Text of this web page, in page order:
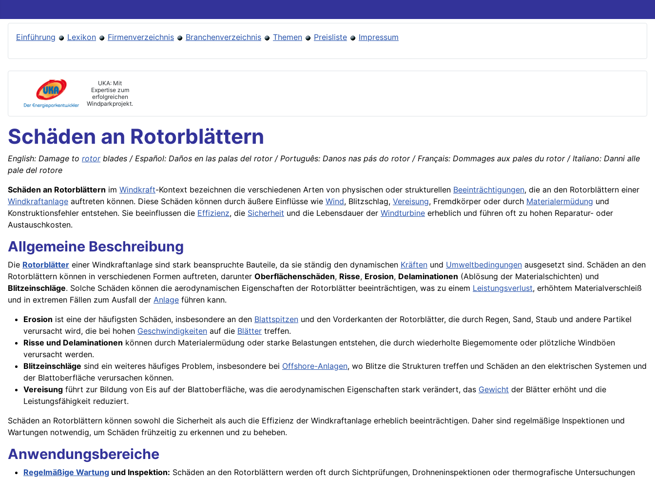
Einführung Lexikon Firmenverzeichnis Branchenverzeichnis Themen Preisliste Impressum
UKA: Mit
Expertise zum
erfolgreichen
Windparkprojekt.
Schäden an Rotorblättern
English: Damage to rotorblades / Español: Daños en las palas del rotor / Português: Danos nas pás do rotor / Français: Dommages aux pales du rotor / Italiano: Danni alle
pale del rotore
Schäden an Rotorblättern im Windkraft-Kontext bezeichnen die verschiedenen Arten von physischen oder strukturellen Beeinträchtigungen, die an den Rotorblättern einer
Windkraftanlage auftreten können. Diese Schäden können durch äußere Einflüsse wie Wind, Blitzschlag, Vereisung, Fremdkörper oder durch Materialermüdung und
Konstruktionsfehler entstehen. Sie beeinflussen die Effizienz, die Sicherheit und die Lebensdauer der Windturbine erheblich und führen oft zu hohen Reparatur- oder
Austauschkosten.
Allgemeine Beschreibung
Die Rotorblätter einer Windkraftanlage sind stark beanspruchte Bauteile, da sie ständig den dynamischen Kräften und Umweltbedingungen ausgesetzt sind. Schäden an den
Rotorblättern können in verschiedenen Formen auftreten, darunter Oberflächenschäden, Risse, Erosion, Delaminationen (Ablösung der Materialschichten) und
Blitzeinschläge. Solche Schäden können die aerodynamischen Eigenschaften der Rotorblätter beeinträchtigen, was zu einem Leistungsverlust, erhöhtem Materialverschleiß
und in extremen Fällen zum Ausfall der Anlage führen kann.
Erosion ist eine der häufigsten Schäden, insbesondere an den Blattspitzen und den Vorderkanten der Rotorblätter, die durch Regen, Sand, Staub und andere Partikel
verursacht wird, die bei hohen Geschwindigkeiten auf die Blätter treffen.
Risse und Delaminationen können durch Materialermüdung oder starke Belastungen entstehen, die durch wiederholte Biegemomente oder plötzliche Windböen
verursacht werden.
Blitzeinschläge sind ein weiteres häufiges Problem, insbesondere bei Offshore-Anlagen, wo Blitze die Strukturen treffen und Schäden an den elektrischen Systemen und
der Blattoberfläche verursachen können.
Vereisung führt zur Bildung von Eis auf der Blattoberfläche, was die aerodynamischen Eigenschaften stark verändert, das Gewicht der Blätter erhöht und die
Leistungsfähigkeit reduziert.
Schäden an Rotorblättern können sowohl die Sicherheit als auch die Effizienz der Windkraftanlage erheblich beeinträchtigen. Daher sind regelmäßige Inspektionen und
Wartungen notwendig, um Schäden frühzeitig zu erkennen und zu beheben.
Anwendungsbereiche
Regelmäßige Wartung und Inspektion: Schäden an den Rotorblättern werden oft durch Sichtprüfungen, Drohneninspektionen oder thermografische Untersuchungen